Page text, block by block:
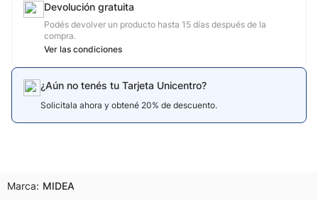
Devolución gratuita
Podés devolver un producto hasta 15 días después de la
compra.
Ver las condiciones
¿Aún no tenés tu Tarjeta Unicentro?
Solicitala ahora y obtené 20% de descuento.
Marca: MIDEA